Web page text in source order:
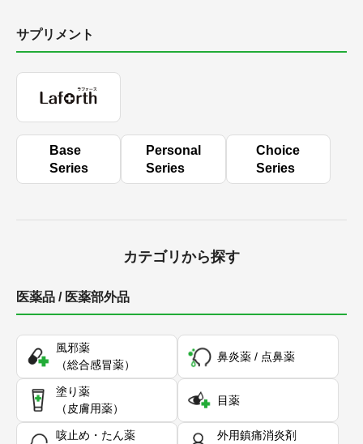
サプリメント
Base
Series
Personal
Series
Choice
Series
カテゴリから探す
医薬品 / 医薬部外品
風邪薬
（総合感冒薬）
鼻炎薬 / 点鼻薬
塗り薬
（皮膚用薬）
目薬
咳止め・たん薬 外用鎮痛消炎剤